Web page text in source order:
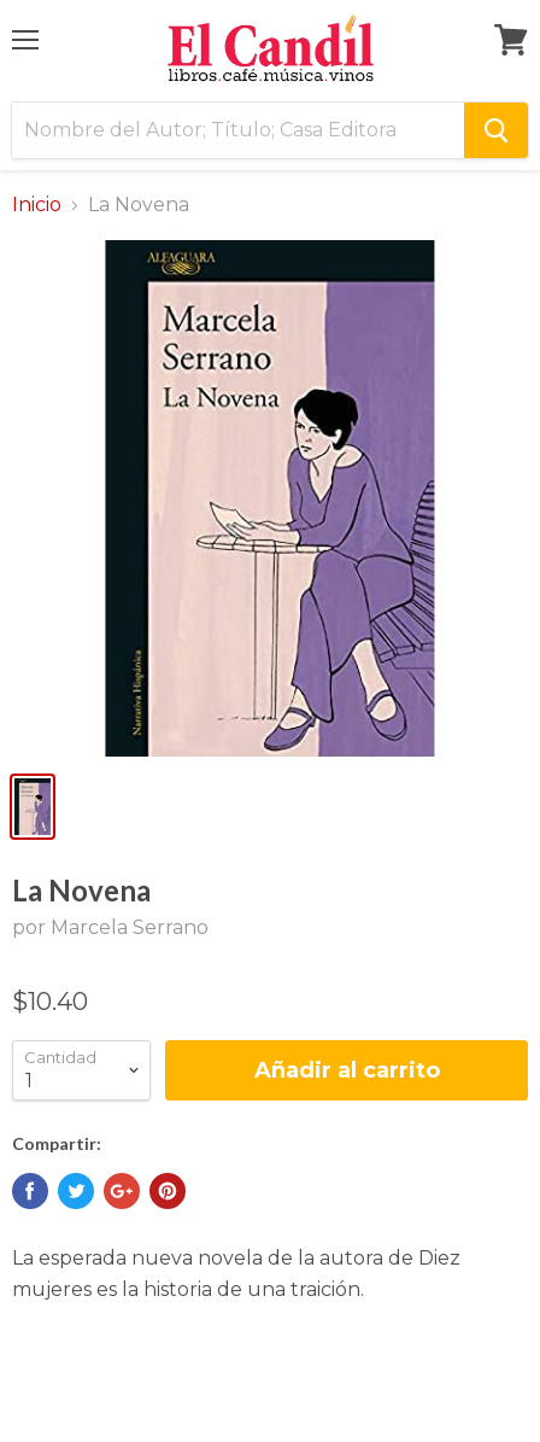
Inicio La Novena
La Novena
por Marcela Serrano
$10.40
Cantidad Añadir al carrito
Compartir:
La esperada nueva novela de la autora de Diez
mujeres es la historia de una traición.